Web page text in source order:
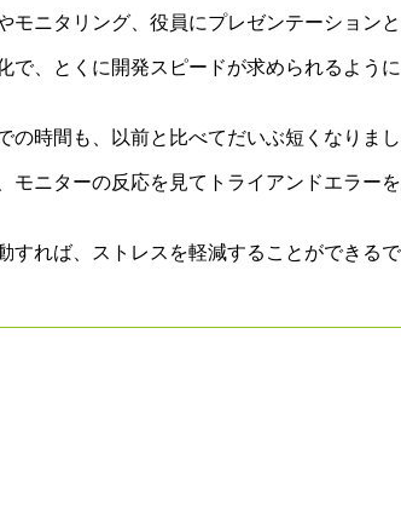
ニタリング、役員にプレゼンテーション
で、とくに開発スピードが求められるよ
時間も、以前と比べてだいぶ短くなりまし
ニターの反応を見てトライアンドエラ
れば、ストレスを軽減することができるで